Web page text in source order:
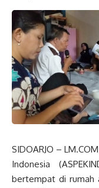
SIDOARJO –
Indonesia
bertempat di rumah